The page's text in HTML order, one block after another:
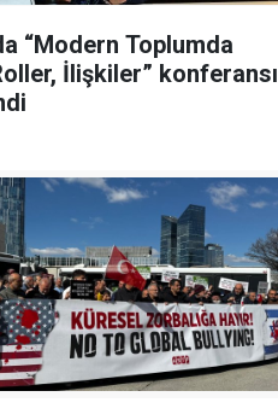
“Modern Toplumda
İlişkiler” konferansı